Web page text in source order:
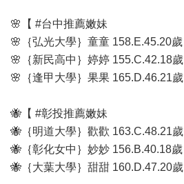
🌸【 #台中推薦嫩妹
🌸｛弘光大學｝童童 158.E.45.20歲
🌸｛新民高中｝婷婷 155.C.42.18歲
🌸｛逢甲大學｝果果 165.D.46.21歲
🐝【 #彰投推薦嫩妹
🐝｛明道大學｝歡歡 163.C.48.21歲
🐝｛彰化女中｝妙妙 156.B.40.18歲
🐝｛大葉大學｝甜甜 160.D.47.20歲